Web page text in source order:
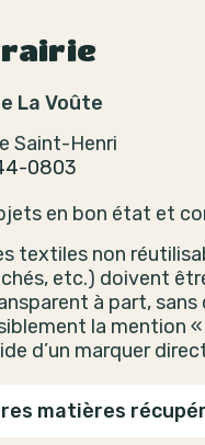
La Voûte
Saint-Henri
0803
en bon état et
textiles non
etc.) doivent
à part, sans
la mention
d’un marquer
matières